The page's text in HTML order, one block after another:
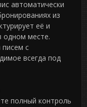
автоматически
из
её и
одном месте.
писем с
всегда под
полный контроль